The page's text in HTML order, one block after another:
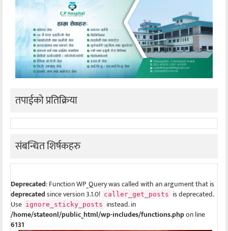
तपाईको प्रतिक्रिया
संबन्धित शिर्षकहरु
Deprecated: Function WP_Query was called with an argument that is
deprecatedsince version 3.1.0! caller_get_posts is deprecated.
Use ignore_sticky_posts instead. in
/home/stateonl/public_html/wp-includes/functions.phpon line
6131